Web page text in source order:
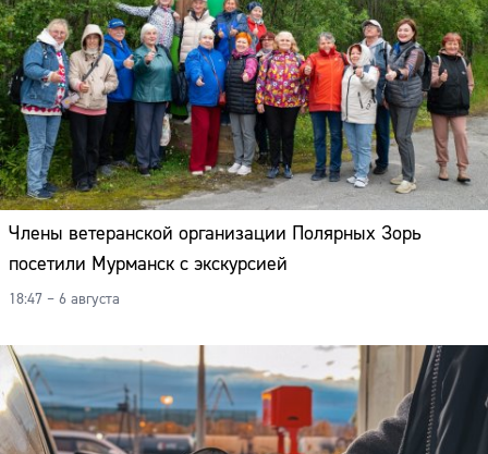
Члены ветеранской организации Полярных Зорь
посетили Мурманск с экскурсией
18:47 – 6 августа